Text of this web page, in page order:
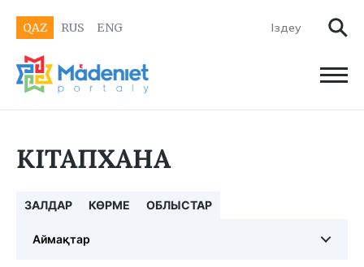
QAZ RUS ENG
КІТАПХАНА
ЗАЛДАР КӨРМЕ ОБЛЫСТАР
Аймақтар